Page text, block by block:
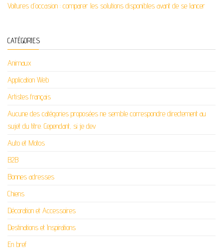
Voitures d’occasion : comparer les solutions disponibles avant de se lancer
CATÉGORIES
Animaux
Application Web
Artistes français
Aucune des catégories proposées ne semble correspondre directement au
sujet du titre. Cependant, si je dev
Auto et Motos
B2B
Bonnes adresses
Chiens
Décoration et Accessoires
Destinations et Inspirations
En bref